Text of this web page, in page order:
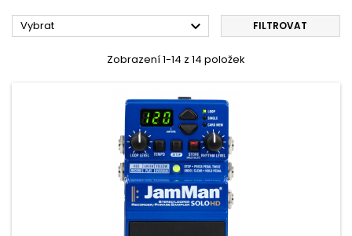
Vybrat  FILTROVAT
Zobrazení 1-14 z 14 položek